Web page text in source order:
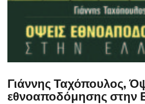
Γιάννης Ταχόπουλος,
εθνοαποδόμησης στην